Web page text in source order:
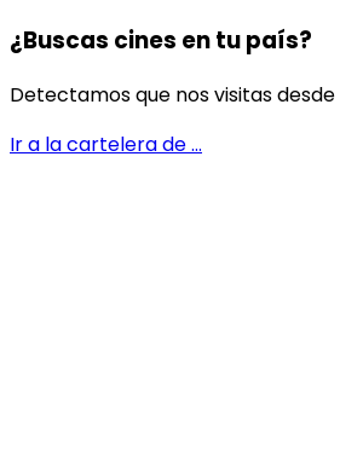
¿Buscas cines entu país?
Detectamos que nos visitas desde
Ir a la cartelera de...